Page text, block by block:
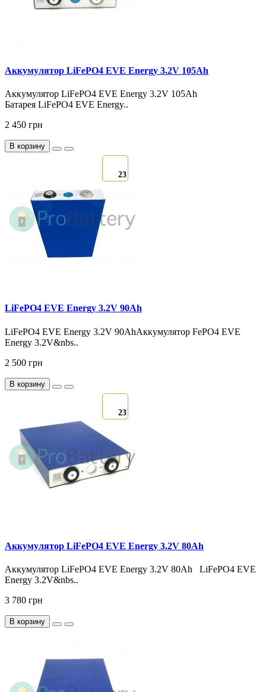
Аккумулятор LiFePO4 EVE Energy 3.2V 105Ah
Аккумулятор LiFePO4 EVE Energy 3.2V 105Ah
Батарея LiFePO4 EVE Energy..
2 450 грн
В корзину
23
LiFePO4 EVE Energy 3.2V 90Ah
LiFePO4 EVE Energy 3.2V 90AhАккумулятор FePO4 EVE
Energy 3.2V&nbs..
2 500 грн
В корзину
23
Аккумулятор LiFePO4 EVE Energy 3.2V 80Ah
Аккумулятор LiFePO4 EVE Energy 3.2V 80Ah LiFePO4 EVE
Energy 3.2V&nbs..
3 780 грн
В корзину